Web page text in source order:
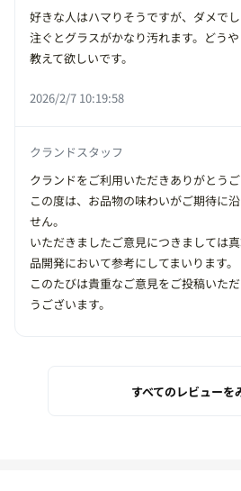
好きな人はハマりそうですが、ダメでし
注ぐとグラスがかなり汚れます。どう
教えて欲しいです。
2026/2/7 10:19:58
クランドスタッフ
クランドをご利用いただきありがとうご
この度は、お品物の味わいがご期待に
せん。
いただきましたご意見につきましては
品開発において参考にしてまいります。
このたびは貴重なご意見をご投稿いた
うございます。
すべてのレビューを